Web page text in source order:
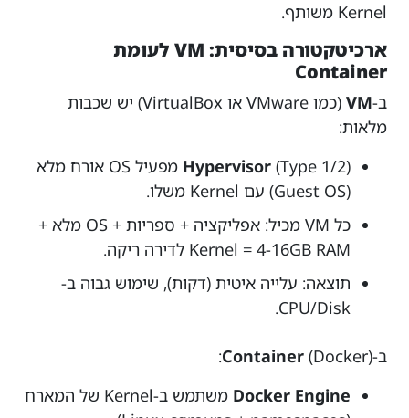
Kernel משותף.
ארכיטקטורה בסיסית: VM לעומת
Container
ב-VM
(כמו VMware או VirtualBox) יש שכבות
מלאות:
Hypervisor
(Type 1/2) מפעיל OS אורח מלא
(Guest OS) עם Kernel משלו.
כל VM מכיל: אפליקציה + ספריות + OS מלא +
Kernel = 4-16GB RAM לדירה ריקה.
תוצאה: עלייה איטית (דקות), שימוש גבוה ב-
CPU/Disk.
ב- Container (Docker):
Docker Engine
משתמש ב-Kernel של המארח